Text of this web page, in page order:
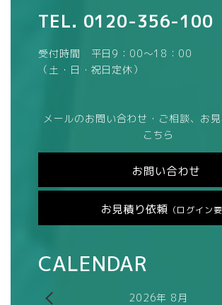
TEL. 0120-356-100
受付時間 平日9：00～18：00
（土・日・祝日定休）
メールのお問い合わせ・ご相談、お
こちら
お問い合わせ
お見積り依頼 （ログイン要
CALENDAR
2026年 8月